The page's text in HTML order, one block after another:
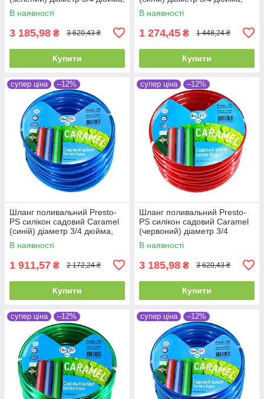
довжина 50 м (CAR-3/4 50)
В наявності
3 185,98 ₴ 3 620,43 ₴
Купити
довжина 20 м (CAR B-3/4 20)
В наявності
1 274,45 ₴ 1 448,24 ₴
Купити
супер ціна –12%
Шланг поливальний Presto-
PS силікон садовий Caramel
(синій) діаметр 3/4 дюйма,
довжина 30 м (CAR B-3/4 30)
В наявності
1 911,57 ₴ 2 172,24 ₴
Купити
супер ціна –12%
Шланг поливальний Presto-
PS силікон садовий Caramel
(червоний) діаметр 3/4
дюйма, довжина 50 м (SE-3/4
50)
В наявності
3 185,98 ₴ 3 620,43 ₴
Купити
супер ціна –12% супер ціна –12%